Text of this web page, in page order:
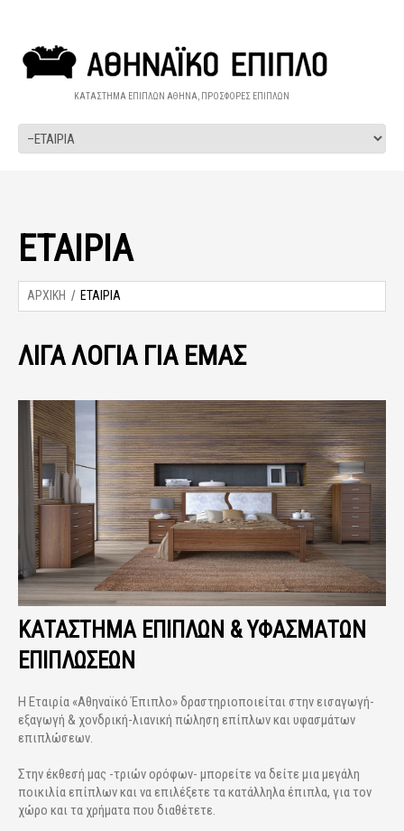
ΚΑΤΑΣΤΗΜΑ ΕΠΙΠΛΩΝ ΑΘΗΝΑ, ΠΡΟΣΦΟΡΕΣ ΕΠΙΠΛΩΝ
ΕΤΑΙΡΙΑ
ΑΡΧΙΚΗ ΕΤΑΙΡΙΑ
ΛΊΓΑ ΛΌΓΙΑ ΓΙΑ ΕΜΆΣ
ΚΑΤΆΣΤΗΜΑ ΕΠΊΠΛΩΝ & ΥΦΑΣΜΆΤΩΝ
ΕΠΙΠΛΏΣΕΩΝ
Η Εταιρία «Αθηναϊκό Έπιπλο» δραστηριοποιείται στην εισαγωγή-
εξαγωγή & χονδρική-λιανική πώληση επίπλων και υφασμάτων
επιπλώσεων.
Στην έκθεσή μας -τριών ορόφων- μπορείτε να δείτε μια μεγάλη
ποικιλία επίπλων και να επιλέξετε τα κατάλληλα έπιπλα, για τον
χώρο και τα χρήματα που διαθέτετε.